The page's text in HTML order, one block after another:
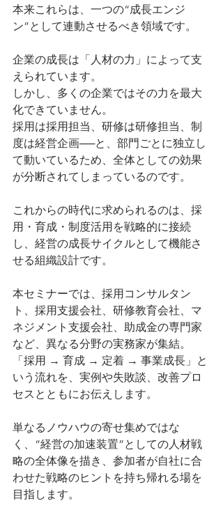
本来これらは、一つの“成長エンジ
ン”として連動させるべき領域です。
企業の成長は「人材の力」によって支
えられています。
しかし、多くの企業ではその力を最大
化できていません。
採用は採用担当、研修は研修担当、制
度は経営企画──と、部門ごとに独立し
て動いているため、全体としての効果
が分断されてしまっているのです。
これからの時代に求められるのは、採
用・育成・制度活用を戦略的に接続
し、経営の成長サイクルとして機能さ
せる組織設計です。
本セミナーでは、採用コンサルタン
ト、採用支援会社、研修教育会社、マ
ネジメント支援会社、助成金の専門家
など、異なる分野の実務家が集結。
「採用 → 育成 → 定着 → 事業成長」と
いう流れを、実例や失敗談、改善プロ
セスとともにお伝えします。
単なるノウハウの寄せ集めではな
く、“経営の加速装置”としての人材戦
略の全体像を描き、参加者が自社に合
わせた戦略のヒントを持ち帰れる場を
目指します。